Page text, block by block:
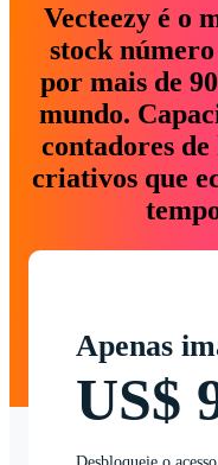
Vecteezy é o
stock
por mais de
mundo.
contadores
criativos que
Apenas
US$